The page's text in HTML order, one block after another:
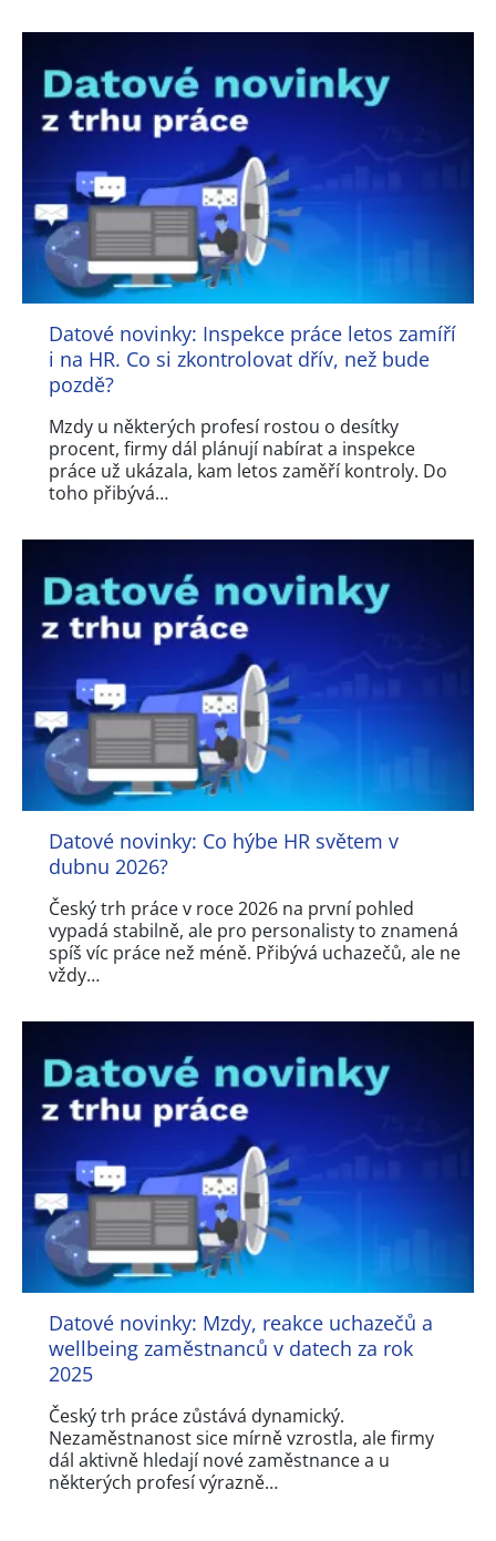
Datové novinky: Inspekce práce letos zamíří
i na HR. Co si zkontrolovat dřív, než bude
pozdě?
Mzdy u některých profesí rostou o desítky
procent, firmy dál plánují nabírat a inspekce
práce už ukázala, kam letos zaměří kontroly. Do
toho přibývá…
Datové novinky: Co hýbe HR světem v
dubnu 2026?
Český trh práce v roce 2026 na první pohled
vypadá stabilně, ale pro personalisty to znamená
spíš víc práce než méně. Přibývá uchazečů, ale ne
vždy…
Datové novinky: Mzdy, reakce uchazečů a
wellbeing zaměstnanců v datech za rok
2025
Český trh práce zůstává dynamický.
Nezaměstnanost sice mírně vzrostla, ale firmy
dál aktivně hledají nové zaměstnance a u
některých profesí výrazně…